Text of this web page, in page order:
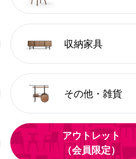
収納家具
その他・雑貨
アウトレット
（会員限定）